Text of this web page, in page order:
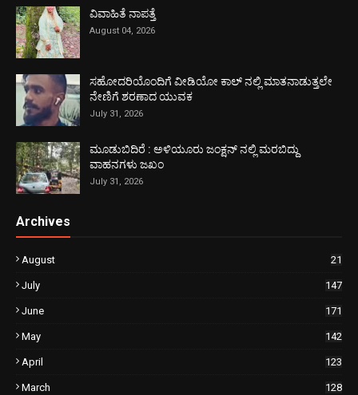
ವಿವಾಹಿತೆ ನಾಪತ್ತೆ
August 04, 2026
ಸಹೋದರಿಯೊಂದಿಗೆ ವೀಡಿಯೋ ಕಾಲ್ ನಲ್ಲಿ ಮಾತನಾಡುತ್ತಲೇ
ನೇಣಿಗೆ ಶರಣಾದ ಯುವಕ
July 31, 2026
ಮೂಡುಬಿದಿರೆ : ಅಳಿಯೂರು ಜಂಕ್ಷನ್ ನಲ್ಲಿ ಮರಬಿದ್ದು
ವಾಹನಗಳು ಜಖಂ
July 31, 2026
Archives
August 21
July 147
June 171
May 142
April 123
March 128